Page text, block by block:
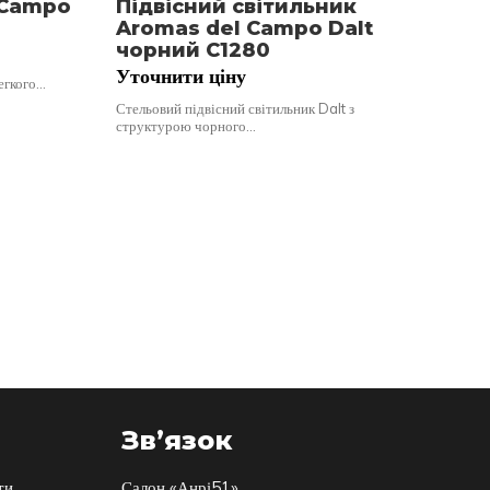
Підвісний світильник
Aromas del Campo Dalt
чорний C1280
Уточнити ціну
Стельовий підвісний світильник Dalt з
структурою чорного…
Зв’язок